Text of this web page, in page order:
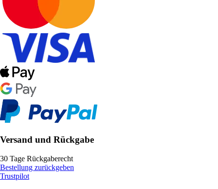
Versand und Rückgabe
30 Tage Rückgaberecht
Bestellung zurückgeben
Trustpilot